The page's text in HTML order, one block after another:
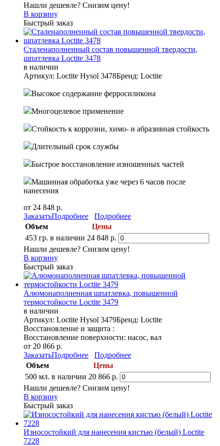
Нашли дешевле? Снизим цену!
В корзину
Быстрый заказ
Сталенаполненный состав повышенной твердости,
шпатлевка Loctite 3478
в наличии
Артикул: Loctite Hysol 3478Бренд: Loctite
Высокое содержание ферросиликона
Многоцелевое применение
Стойкость к коррозии, химо- и абразивная стойкость
Длительный срок службы
Быстрое восстановление изношенных частей
Машинная обработка уже через 6 часов после
нанесения
от 24 848 р.
ЗаказатьПодробнее
Подробнее
Объем
Цены
453 гр. в наличии 24 848 р.
Нашли дешевле? Снизим цену!
В корзину
Быстрый заказ
Алюмонаполненная шпатлевка, повышенной
термостойкости Loctite 3479
в наличии
Артикул: Loctite Hysol 3479Бренд: Loctite
Восстановление и защита :
Восстановление поверхности: насос, вал
от 20 866 р.
ЗаказатьПодробнее
Подробнее
Объем
Цены
500 мл. в наличии 20 866 р.
Нашли дешевле? Снизим цену!
В корзину
Быстрый заказ
Износостойкий для нанесения кистью (белый) Loctite
7228